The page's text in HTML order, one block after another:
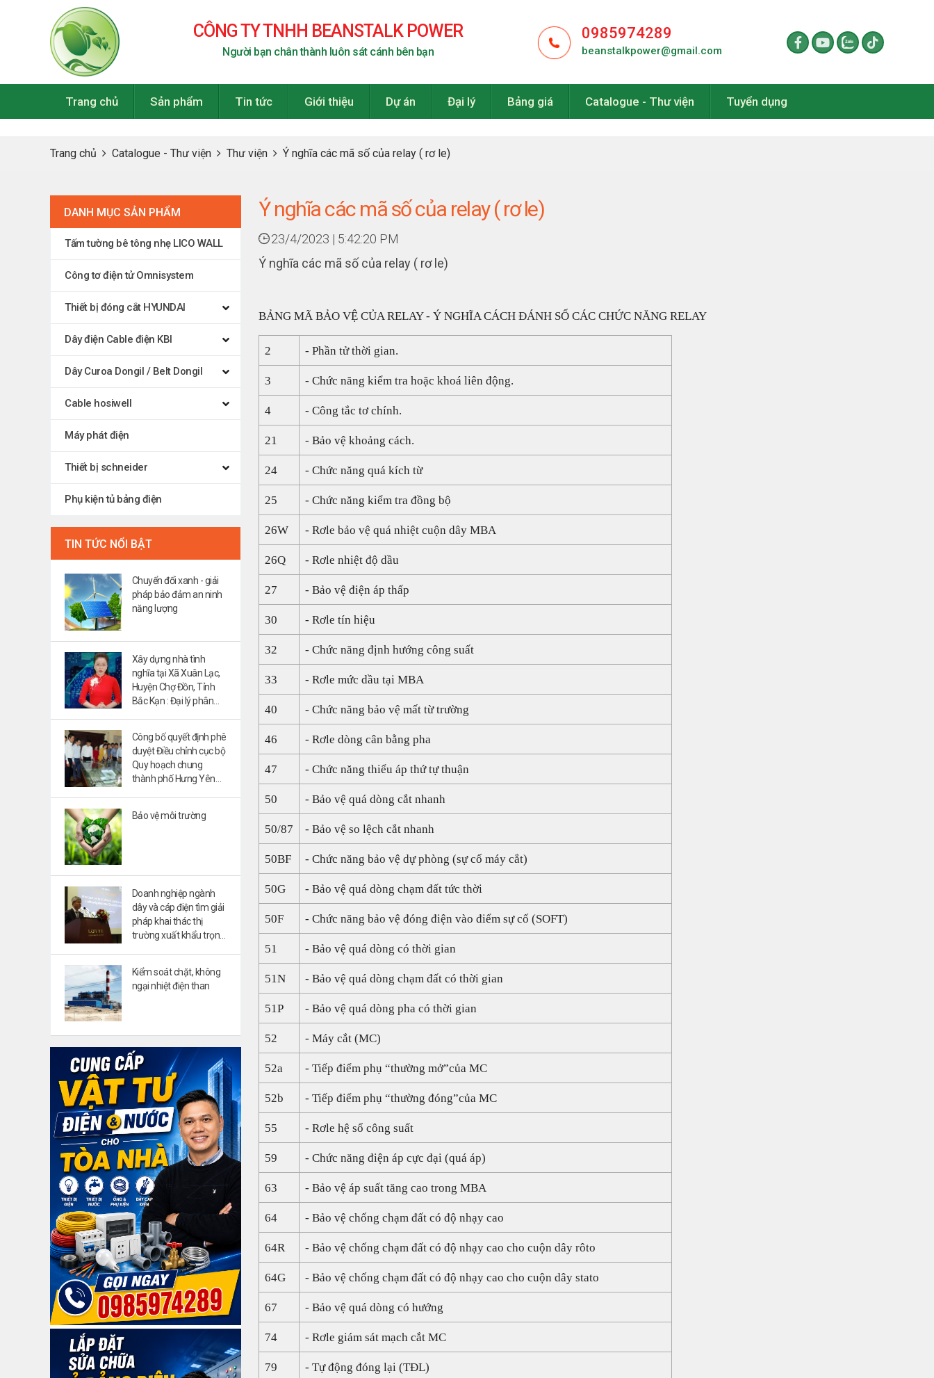
CÔNG TY TNHH BEANSTALK POWER
Người bạn chân thành luôn sát cánh bên bạn
0985974289
beanstalkpower@gmail.com
Trang chủ Sản phẩm Tin tức Giới thiệu Dự án Đại lý Bảng giá Catalogue - Thư viện Tuyển dụng
Trang chủ Catalogue - Thư viện Thư viện Ý nghĩa các mã số của relay ( rơ le)
DANH MỤC SẢN PHẨM
Tấm tường bê tông nhẹ LICO WALL
Công tơ điện tử Omnisystem
Thiết bị đóng cắt HYUNDAI
Dây điện Cable điện KBI
Dây Curoa Dongil / Belt Dongil
Cable hosiwell
Máy phát điện
Thiết bị schneider
Phụ kiện tủ bảng điện
TIN TỨC NỔI BẬT
Chuyển đổi xanh - giải
pháp bảo đảm an ninh
năng lượng
Xây dựng nhà tình
nghĩa tại Xã Xuân Lạc,
Huyện Chợ Đồn, Tỉnh
Bắc Kạn : Đại lý phân
0985974289
Công bố quyết định phê
duyệt Điều chỉnh cục bộ
Quy hoạch chung
thành phố Hưng Yên
Bảo vệ môi trường
Doanh nghiệp ngành
dây và cáp điện tìm giải
pháp khai thác thị
trường xuất khẩu trọng
Kiểm soát chặt, không
ngại nhiệt điện than
Ý nghĩa các mã số của relay ( rơ le)
23/4/2023 | 5:42:20 PM
Ý nghĩa các mã số của relay ( rơ le)
BẢNG MÃ BẢO VỆ CỦA RELAY - Ý NGHĨA CÁCH ĐÁNH SỐ CÁC CHỨC NĂNG RELAY
2 - Phần tử thời gian.
3 - Chức năng kiểm tra hoặc khoá liên động.
4 - Công tắc tơ chính.
21 - Bảo vệ khoảng cách.
24 - Chức năng quá kích từ
25 - Chức năng kiểm tra đồng bộ
26W - Rơle bảo vệ quá nhiệt cuộn dây MBA
26Q - Rơle nhiệt độ dầu
27 - Bảo vệ điện áp thấp
30 - Rơle tín hiệu
32 - Chức năng định hướng công suất
33 - Rơle mức dầu tại MBA
40 - Chức năng bảo vệ mất từ trường
46 - Rơle dòng cân bằng pha
47 - Chức năng thiểu áp thứ tự thuận
50 - Bảo vệ quá dòng cắt nhanh
50/87 - Bảo vệ so lệch cắt nhanh
50BF - Chức năng bảo vệ dự phòng (sự cố máy cắt)
50G - Bảo vệ quá dòng chạm đất tức thời
50F - Chức năng bảo vệ đóng điện vào điểm sự cố (SOFT)
51 - Bảo vệ quá dòng có thời gian
51N - Bảo vệ quá dòng chạm đất có thời gian
51P - Bảo vệ quá dòng pha có thời gian
52 - Máy cắt (MC)
52a - Tiếp điểm phụ “thường mở”của MC
52b - Tiếp điểm phụ “thường đóng”của MC
55 - Rơle hệ số công suất
59 - Chức năng điện áp cực đại (quá áp)
63 - Bảo vệ áp suất tăng cao trong MBA
64 - Bảo vệ chống chạm đất có độ nhạy cao
64R - Bảo vệ chống chạm đất có độ nhạy cao cho cuộn dây rôto
64G - Bảo vệ chống chạm đất có độ nhạy cao cho cuộn dây stato
67 - Bảo vệ quá dòng có hướng
74 - Rơle giám sát mạch cắt MC
79 - Tự động đóng lại (TĐL)